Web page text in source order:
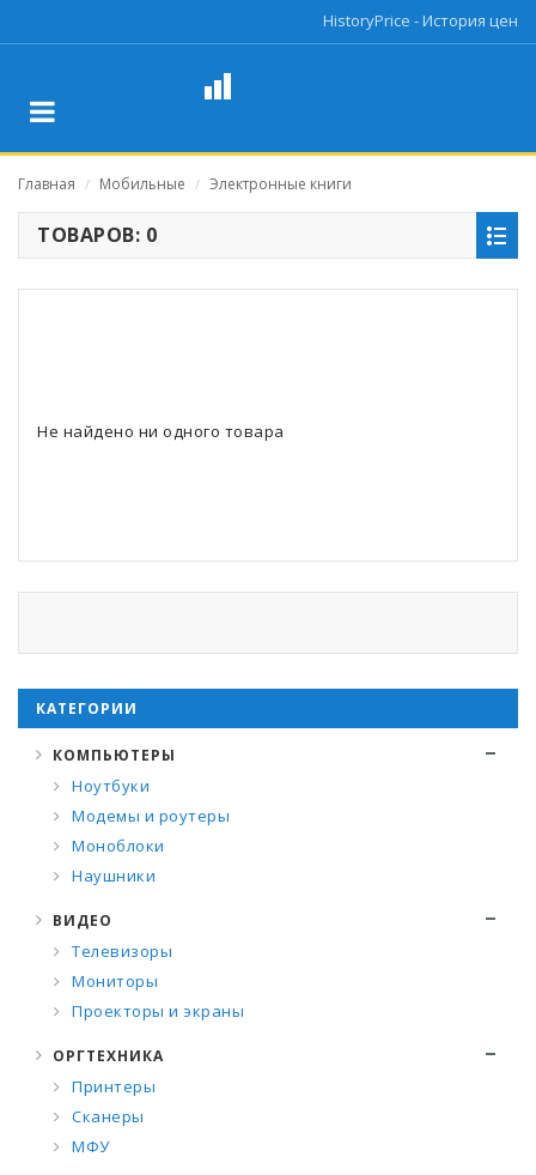
HistoryPrice - История цен
Главная / Мобильные / Электронные книги
ТОВАРОВ: 0
Не найдено ни одного товара
КАТЕГОРИИ
КОМПЬЮТЕРЫ
Ноутбуки
Модемы и роутеры
Моноблоки
Наушники
ВИДЕО
Телевизоры
Мониторы
Проекторы и экраны
ОРГТЕХНИКА
Принтеры
Сканеры
МФУ